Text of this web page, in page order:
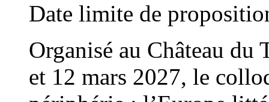
Date limite de
Organisé au Château du
et 12 mars 2027, le